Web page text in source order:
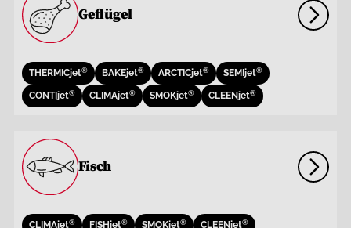
Geflügel
THERMICjet® BAKEjet® ARCTICjet® SEMIjet®
CONTIjet® CLIMAjet® SMOKjet® CLEENjet®
Fisch
CLIMAjet® FISHjet® SMOKjet® CLEENjet®